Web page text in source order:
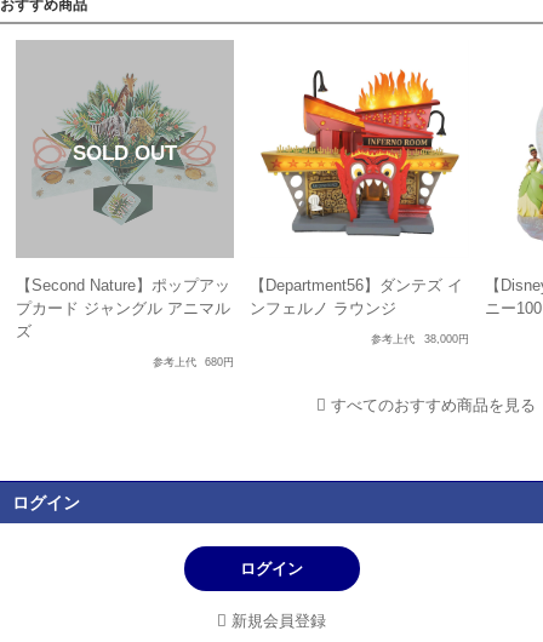
おすすめ商品
【Second Nature】ポップアッ
プカード ジャングル アニマル
ズ
参考上代 680円
【Department56】ダンテズ イ
ンフェルノ ラウンジ
参考上代 38,000円
【
ニー
すべてのおすすめ商品を見る
ログイン
ログイン
新規会員登録